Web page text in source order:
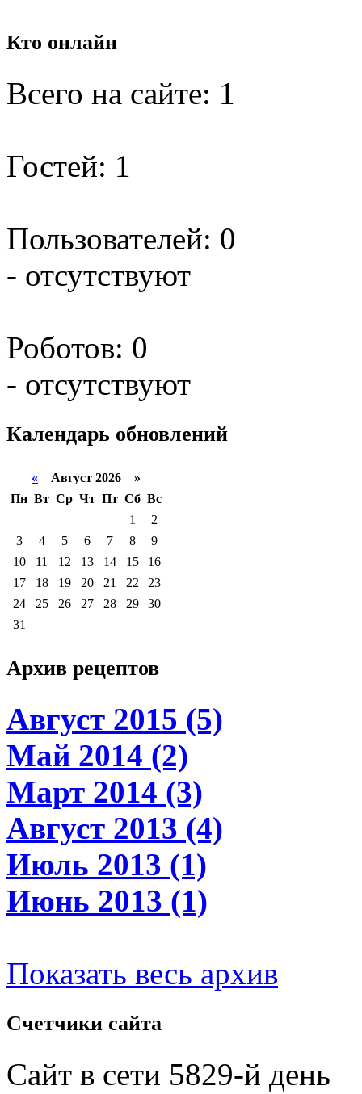
Кто онлайн
Всего на сайте: 1
Гостей: 1
Пользователей: 0
- отсутствуют
Роботов: 0
- отсутствуют
Календарь обновлений
« Август 2026 »
Пн Вт Ср Чт Пт Сб Вс
1
2
3
4 5 6 7 8
9
10
11 12 13 14 15
16
17
18 19 20 21 22
23
24
25 26 27 28 29
30
31
Архив рецептов
Август 2015 (5)
Май 2014 (2)
Март 2014 (3)
Август 2013 (4)
Июль 2013 (1)
Июнь 2013 (1)
Показать весь архив
Счетчики сайта
Сайт в сети 5829-й день